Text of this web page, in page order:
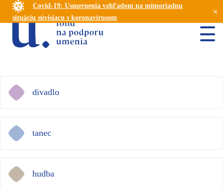
Covid-19: Usmernenia vzhľadom na mimoriadnu
situáciu súvisiacu s koronavírusom
×
divadlo
tanec
hudba